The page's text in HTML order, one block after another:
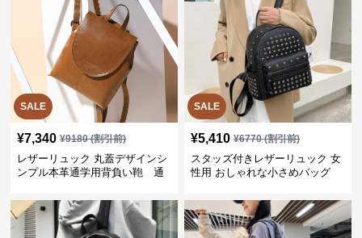
SALE
¥7,340 ¥9180(割引前)
レザーリュック 丸蓋デザインシ
ンプル本革通学用背負い鞄 通
SALE
¥5,410 ¥6770(割引前)
スタッズ付きレザーリュック 女
性用 おしゃれな小さめバッグ